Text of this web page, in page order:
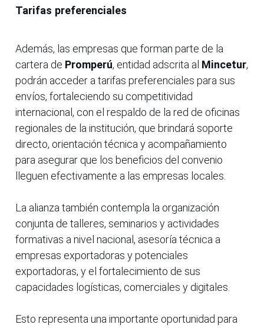
Tarifas preferenciales
Además, las empresas que forman parte de la
cartera de Promperú, entidad adscrita al Mincetur,
podrán acceder a tarifas preferenciales para sus
envíos, fortaleciendo su competitividad
internacional, con el respaldo de la red de oficinas
regionales de la institución, que brindará soporte
directo, orientación técnica y acompañamiento
para asegurar que los beneficios del convenio
lleguen efectivamente a las empresas locales.
La alianza también contempla la organización
conjunta de talleres, seminarios y actividades
formativas a nivel nacional, asesoría técnica a
empresas exportadoras y potenciales
exportadoras, y el fortalecimiento de sus
capacidades logísticas, comerciales y digitales.
Esto representa una importante oportunidad para